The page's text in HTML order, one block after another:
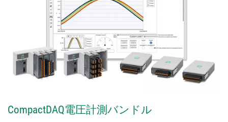
CompactDAQ電圧計測バンドル